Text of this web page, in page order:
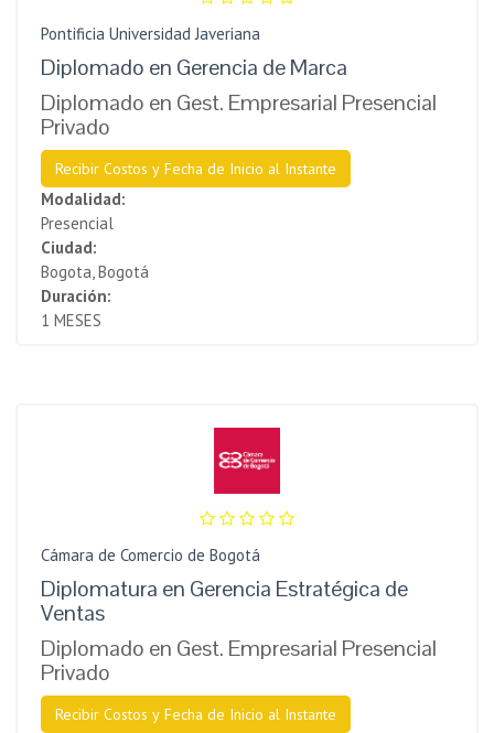
Pontificia Universidad Javeriana
Diplomado en Gerencia de Marca
Diplomado en Gest. Empresarial Presencial
Privado
Recibir Costos y Fecha de Inicio al Instante
Modalidad:
Presencial
Ciudad:
Bogota, Bogotá
Duración:
1 MESES
Cámara de Comercio de Bogotá
Diplomatura en Gerencia Estratégica de
Ventas
Diplomado en Gest. Empresarial Presencial
Privado
Recibir Costos y Fecha de Inicio al Instante